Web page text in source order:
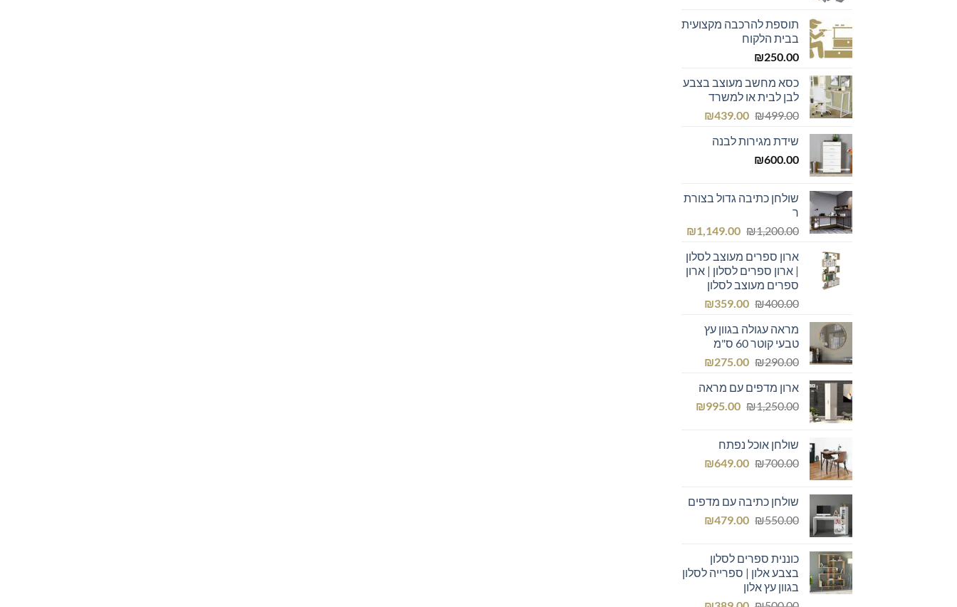
₪75.00.
₪65.00.
תוספת להרכבה מקצועית
בבית הלקוח
₪250.00
כסא מחשב מעוצב בצבע
לבן לבית או למשרד
₪499.00
המחיר
היה:
₪439.00
המחיר
שידת מגירות לבנה
₪600.00
שולחן כתיבה גדול בצורת
ר
₪1,200.00
המחיר
היה:
₪1,200.00.
₪1,149.00
המחיר
הוא:
₪1,149.00.
ארון ספרים מעוצב לסלון
| ארון ספרים לסלון | ארון
ספרים מעוצב לסלון
₪400.00
המחיר
היה:
₪400.00.
₪359.00
המחיר
הוא:מראה עגולה בגוון עץ
טבעי קוטר 60 ס"מ
₪290.00
המחיר
היה:
₪290.00.
₪275.00
המחיר
הוא:
₪275.00.
ארון מדפים עם מראה
₪1,250.00
המחיר
₪1,250.00.
₪995.00
המחיר
שולחן אוכל נפתח
₪700.00
המחיר
₪700.00.
₪649.00
המחיר
₪649.00.שולחן כתיבה עם מדפים
₪550.00
המחיר
₪550.00.
₪479.00
המחיר
כוננית ספרים לסלון
בצבע אלון | ספרייה לסלון
בגוון עץ אלון